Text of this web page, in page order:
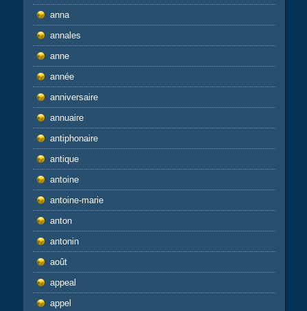
anna
annales
anne
année
anniversaire
annuaire
antiphonaire
antique
antoine
antoine-marie
anton
antonin
août
appeal
appel